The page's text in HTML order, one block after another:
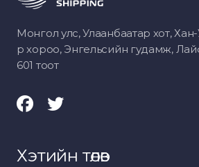
Монгол улс, Улаанбаатар хот, Хан-
р хороо, Энгельсийн гудамж,
601 тоот
Хэтийн төлөв